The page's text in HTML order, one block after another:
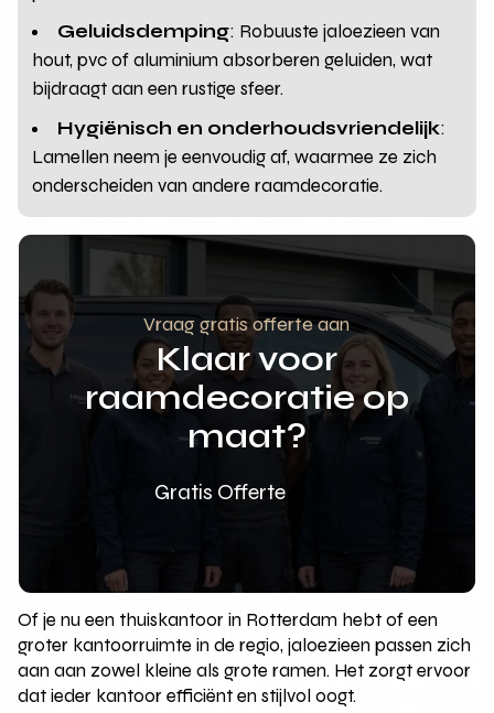
Geluidsdemping: Robuuste jaloezieen van
hout, pvc of aluminium absorberen geluiden, wat
bijdraagt aan een rustige sfeer.
Hygiënisch en onderhoudsvriendelijk:
Lamellen neem je eenvoudig af, waarmee ze zich
onderscheiden van andere raamdecoratie.
Vraag gratis offerte aan
Klaar voor
raamdecoratie op
maat?
Gratis Offerte
Of je nu een thuiskantoor in Rotterdam hebt of een
groter kantoorruimte in de regio, jaloezieen passen zich
aan aan zowel kleine als grote ramen. Het zorgt ervoor
dat ieder kantoor efficiënt en stijlvol oogt.